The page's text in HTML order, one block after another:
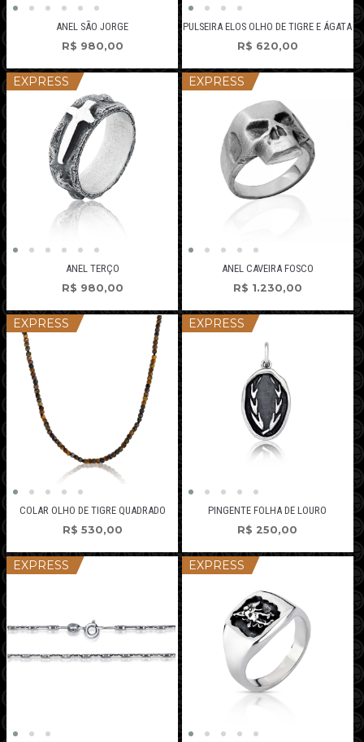
ANEL SÃO JORGE
R$ 980,00
PULSEIRA ELOS OLHO DE TIGRE E ÁGATA
R$ 620,00
EXPRESS
ANEL TERÇO
R$ 980,00
EXPRESS
ANEL CAVEIRA FOSCO
R$ 1.230,00
EXPRESS
COLAR OLHO DE TIGRE QUADRADO
R$ 530,00
EXPRESS
PINGENTE FOLHA DE LOURO
R$ 250,00
EXPRESS EXPRESS